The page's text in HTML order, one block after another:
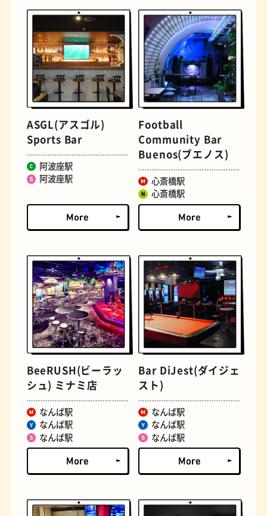
定食 おいもスイーツ
文学碑 ジェラート
ジューススタンド たまごサンド
ASGL(アスゴル)
Sports Bar
阿波座駅
阿波座駅
Football
Community Bar
Buenos(ブエノス)
心斎橋駅
心斎橋駅
BeeRUSH(ビーラッ
シュ) ミナミ店
なんば駅
なんば駅
なんば駅
Bar DiJest(ダイジェ
スト)
なんば駅
なんば駅
なんば駅